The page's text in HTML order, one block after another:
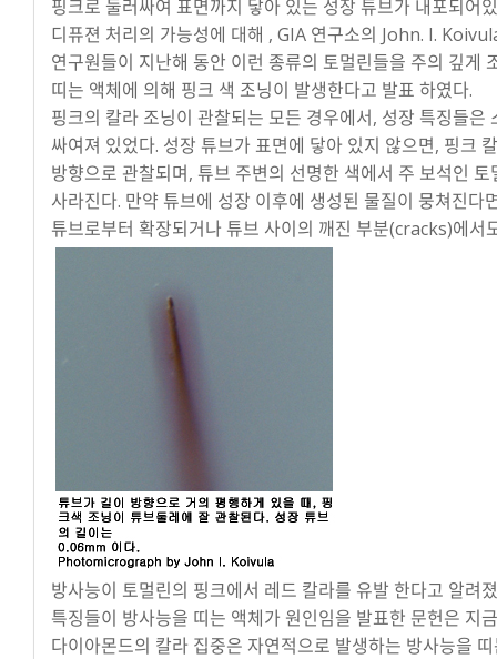
핑크로 둘러싸여 표면까지 닿아 있는 성장 튜브가 내포되어
디퓨젼 처리의 가능성에 대해 , GIA 연구소의 John. I.
연구원들이 지난해 동안 이런 종류의 토멀린들을 주의 깊게
띠는 액체에 의해 핑크 색 조닝이 발생한다고 발표 하였다.
핑크의 칼라 조닝이 관찰되는 모든 경우에서, 성장 특징들
싸여져 있었다. 성장 튜브가 표면에 닿아 있지 않으면, 핑크
방향으로 관찰되며, 튜브 주변의 선명한 색에서 주 보석인
사라진다. 만약 튜브에 성장 이후에 생성된 물질이 뭉쳐진
튜브로부터 확장되거나 튜브 사이의 깨진 부분(cracks)에서
방사능이 토멀린의 핑크에서 레드 칼라를 유발 한다고 알려
특징들이 방사능을 띠는 액체가 원인임을 발표한 문헌은 지
다이아몬드의 칼라 집중은 자연적으로 발생하는 방사능을